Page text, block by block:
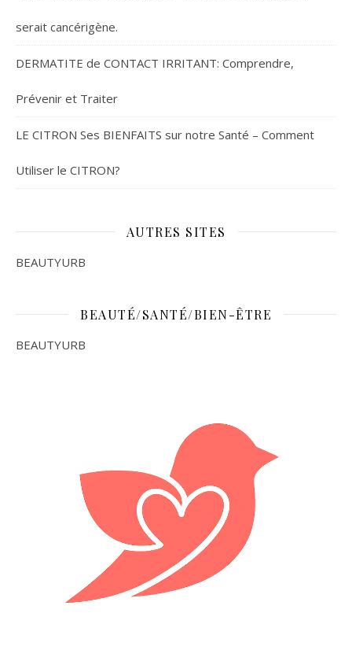
serait cancérigène.
DERMATITE de CONTACT IRRITANT: Comprendre,
Prévenir et Traiter
LE CITRON Ses BIENFAITS sur notre Santé – Comment
Utiliser le CITRON?
AUTRES SITES
BEAUTYURB
BEAUTÉ/SANTÉ/BIEN-ÊTRE
BEAUTYURB